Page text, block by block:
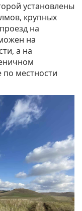
установлены
крупных
на
на
а на
местности